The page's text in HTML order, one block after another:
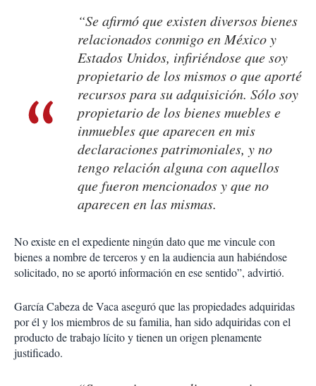
“Se afirmó que existen diversos bienes
relacionados conmigo en México y
Estados Unidos, infiriéndose que soy
propietario de los mismos o que aporté
recursos para su adquisición. Sólo soy
propietario de los bienes muebles e
inmuebles que aparecen en mis
declaraciones patrimoniales, y no
tengo relación alguna con aquellos
que fueron mencionados y que no
aparecen en las mismas.
No existe en el expediente ningún dato que me vincule con
bienes a nombre de terceros y en la audiencia aun habiéndose
solicitado, no se aportó información en ese sentido”, advirtió.
García Cabeza de Vaca aseguró que las propiedades adquiridas
por él y los miembros de su familia, han sido adquiridas con el
producto de trabajo lícito y tienen un origen plenamente
justificado.